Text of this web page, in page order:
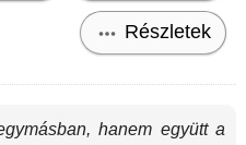
Részletek
hanem együtt a